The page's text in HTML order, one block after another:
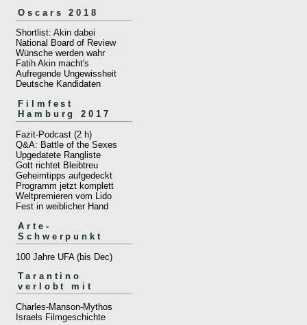
Oscars 2018
Shortlist: Akin dabei
National Board of Review
Wünsche werden wahr
Fatih Akin macht's
Aufregende Ungewissheit
Deutsche Kandidaten
Filmfest
Hamburg 2017
Fazit-Podcast (2 h)
Q&A: Battle of the Sexes
Upgedatete Rangliste
Gott richtet Bleibtreu
Geheimtipps aufgedeckt
Programm jetzt komplett
Weltpremieren vom Lido
Fest in weiblicher Hand
Arte-
Schwerpunkt
100 Jahre UFA (bis Dec)
Tarantino
verlobt mit
Charles-Manson-Mythos
Israels Filmgeschichte